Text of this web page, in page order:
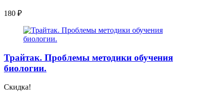
180 ₽
Трайтак. Проблемы методики обучения
биологии.
Скидка!